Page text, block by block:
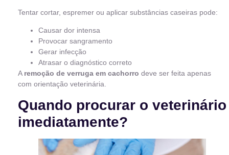
Tentar cortar, espremer ou aplicar substâncias caseiras pode:
Causar dor intensa
Provocar sangramento
Gerar infecção
Atrasar o diagnóstico correto
A remoção de verruga em cachorro deve ser feita apenas
com orientação veterinária.
Quando procurar o veterinário
imediatamente?